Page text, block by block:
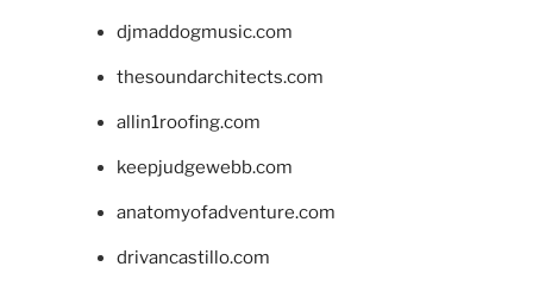
djmaddogmusic.com
thesoundarchitects.com
allin1roofing.com
keepjudgewebb.com
anatomyofadventure.com
drivancastillo.com